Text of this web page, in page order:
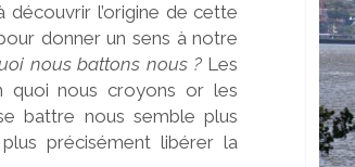
l’origine de cette
donner un sens à notre
nous battons nous ? Les
quoi nous croyons or les
battre nous semble plus
précisément libérer la